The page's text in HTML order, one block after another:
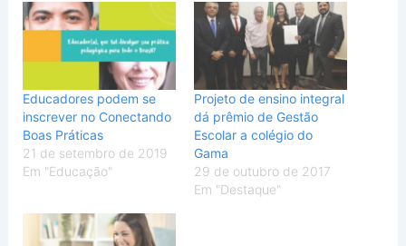
Educadores podem se
inscrever no Conectando
Boas Práticas
21 de setembro de 2019
Em "Educação"
Projeto de ensino integral
dá prêmio de Gestão
Escolar a colégio do
Gama
29 de outubro de 2017
Em "Destaque"